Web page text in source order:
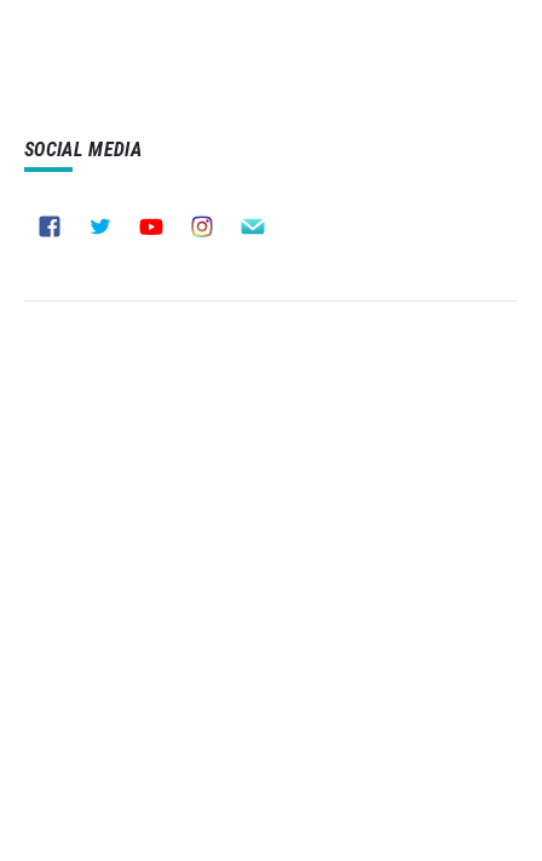
SOCIAL MEDIA